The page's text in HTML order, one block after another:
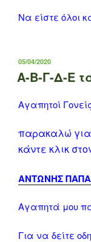
Να είστε όλοι
ΔΗΜΟΣΙΕΎΤΗΚΕ
ΣΤΙΣ
05/04/2020
Α-Β-Γ-Δ-Ε
Αγαπητοί
παρακαλώ για
κάντε κλικ
ΑΝΤΩΝΗΣ
Αγαπητά μου
Για να δείτε